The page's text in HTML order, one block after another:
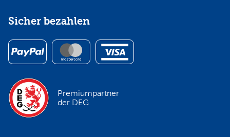
Sicher bezahlen
Premiumpartner
der DEG